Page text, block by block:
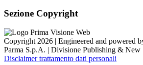
Sezione Copyright
Copyright 2026 | Engineered and powered
Parma S.p.A. | Divisione Publishing & New
Disclaimer trattamento dati personali